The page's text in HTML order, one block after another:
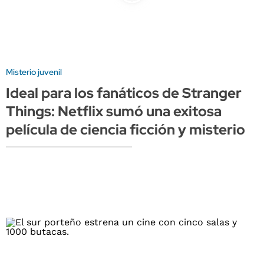
Misterio juvenil
Ideal para los fanáticos de Stranger
Things: Netflix sumó una exitosa
película de ciencia ficción y misterio